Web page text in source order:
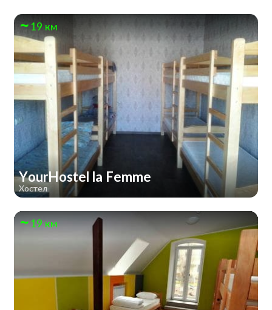
19 км
YourHostel la Femme
Хостел
19 км